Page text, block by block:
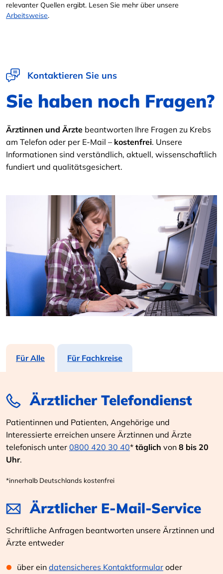
relevanter Quellen ergibt. Lesen Sie mehr über unsere
Arbeitsweise.
Kontaktieren Sie uns
Sie haben noch Fragen?
Ärztinnen und Ärzte beantworten Ihre Fragen zu Krebs
am Telefon oder per E-Mail – kostenfrei. Unsere
Informationen sind verständlich, aktuell, wissenschaftlich
fundiert und qualitätsgesichert.
Für Alle Für Fachkreise
Ärztlicher Telefondienst
Patientinnen und Patienten, Angehörige und
Interessierte erreichen unsere Ärztinnen und Ärzte
telefonisch unter 0800 420 30 40* täglich von 8 bis 20
Uhr.
*innerhalb Deutschlands kostenfrei
Ärztlicher E-Mail-Service
Schriftliche Anfragen beantworten unsere Ärztinnen und
Ärzte entweder
über ein datensicheres Kontaktformular oder